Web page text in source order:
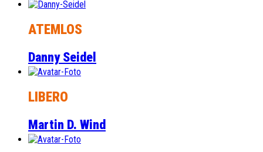
ATEMLOS
Danny Seidel
LIBERO
Martin D. Wind